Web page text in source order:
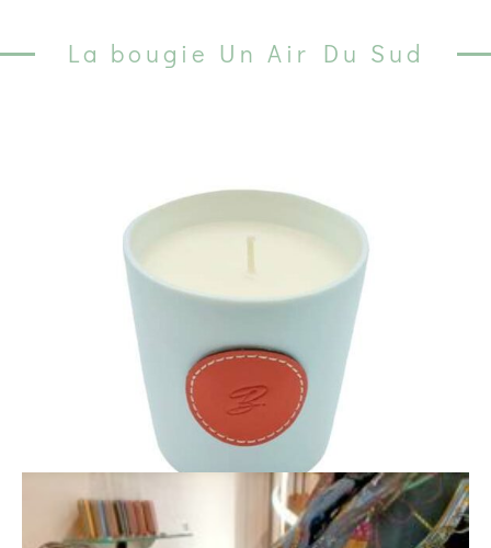
La bougie Un Air Du Sud